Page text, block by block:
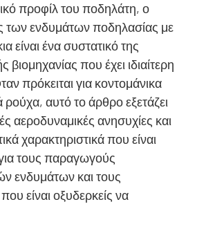
προφίλ του ποδηλάτη, ο
των ενδυμάτων ποδηλασίας με
είναι ένα συστατικό της
βιομηχανίας που έχει ιδιαίτερη
πρόκειται για κοντομάνικα
ρούχα, αυτό το άρθρο εξετάζει
αεροδυναμικές ανησυχίες και
χαρακτηριστικά που είναι
τους παραγωγούς
ενδυμάτων και τους
είναι οξυδερκείς να